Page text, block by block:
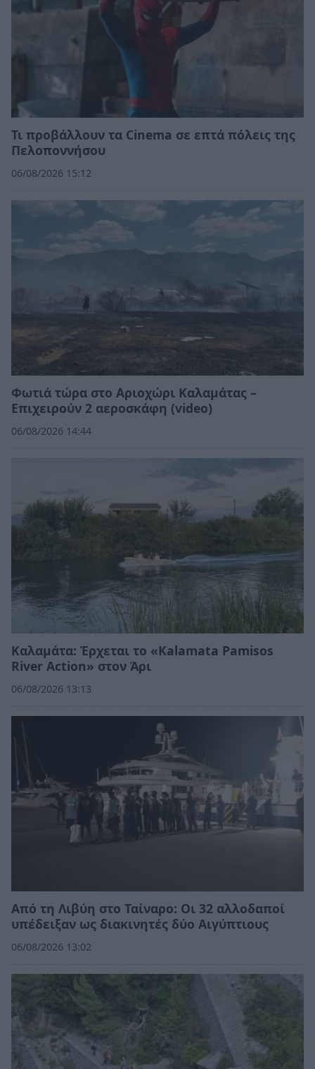
Τι προβάλλουν τα Cinema σε επτά πόλεις της
Πελοποννήσου
06/08/2026 15:12
Φωτιά τώρα στο Αριοχώρι Καλαμάτας –
Επιχειρούν 2 αεροσκάφη (video)
06/08/2026 14:44
Καλαμάτα: Έρχεται το «Kalamata Pamisos
River Action» στον Άρι
06/08/2026 13:13
Από τη Λιβύη στο Ταίναρο: Οι 32 αλλοδαποί
υπέδειξαν ως διακινητές δύο Αιγύπτιους
06/08/2026 13:02